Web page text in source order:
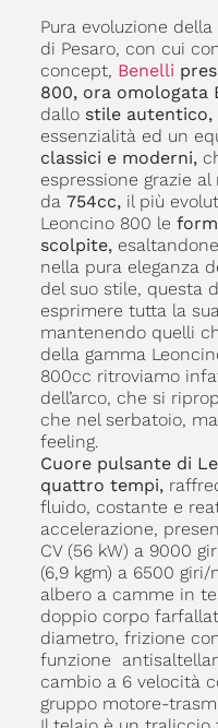
Pura evoluzione
di Pesaro, con cui
concept, Benelli
800, ora omologata
dallo stile autentico,
essenzialità ed un
classici e moderni,
espressione grazie
da 754cc,il più
Leoncino 800 le
scolpite,
nella pura eleganza
del suo stile, questa
esprimere tutta la
mantenendo quelli
della gamma
800cc ritroviamo
dell’arco, che si
che nel serbatoio,
feeling.
Cuore pulsante di
quattro tempi,
fluido, costante e
accelerazione,
CV (56 kW) a 9000
(6,9 kgm) a 6500
albero a camme in
doppio corpo
diametro, frizione
funzione
cambio a 6 velocità
gruppo motore-